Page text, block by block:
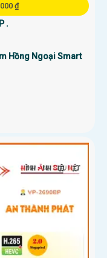
₫
.
Hồng Ngoại Smart